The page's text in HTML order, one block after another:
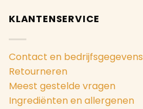
KLANTENSERVICE
Contact en bedrijfsgegevens
Retourneren
Meest gestelde vragen
Ingrediënten en allergenen